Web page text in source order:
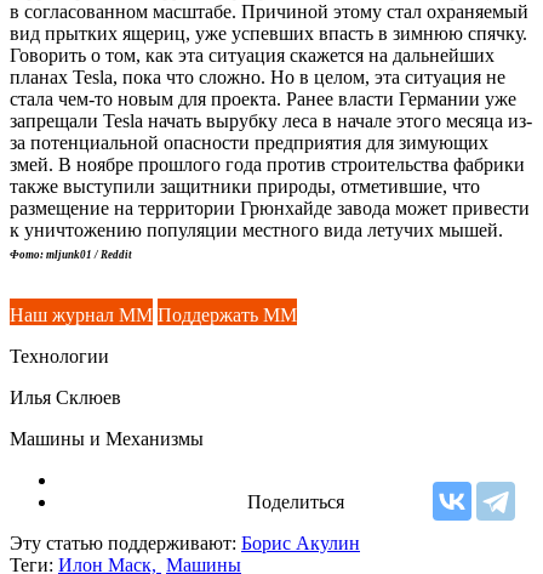
в согласованном масштабе. Причиной этому стал охраняемый
вид прытких ящериц, уже успевших впасть в зимнюю спячку.
Говорить о том, как эта ситуация скажется на дальнейших
планах Tesla, пока что сложно. Но в целом, эта ситуация не
стала чем-то новым для проекта. Ранее власти Германии уже
запрещали Tesla начать вырубку леса в начале этого месяца из-
за потенциальной опасности предприятия для зимующих
змей. В ноябре прошлого года против строительства фабрики
также выступили защитники природы, отметившие, что
размещение на территории Грюнхайде завода может привести
к уничтожению популяции местного вида летучих мышей.
Фото: mljunk01 / Reddit
Наш журнал ММ Поддержать ММ
Технологии
Илья Склюев
Машины и Механизмы
Поделиться
Эту статью поддерживают: Борис Акулин
Теги: Илон Маск, Машины